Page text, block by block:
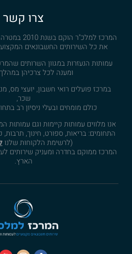
צרו קשר
המרכז למלכ"ר הוקם בשנת 2010 במטרה לאגד תחת קורת גג אחת
את כל השירותים החשבונאים
עמותות הנעזרות במגוון השרותים
ומענה לכל צרכיהן
במרכז פועלים רואי חשבון, יועצי מס,
שכר,
כולם מומחים ובעלי ניסיון רב
אנו מלווים עמותות קיימות וגם
התחומים: בריאות, ספורט, חינוך, תרבות,
(לרשימת הלקוחות שלנו
המרכז ממוקם בחדרה ומעניק שירותים
הארץ.